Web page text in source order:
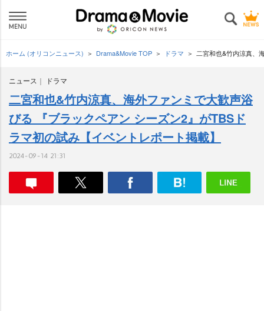
ホーム (オリコンニュース) Drama&Movie TOP ドラマ 二宮和也&竹内涼真、
ニュース ドラマ
二宮和也&竹内涼真、海外ファンミで大歓声浴
びる 『ブラックペアン シーズン2』がTBSド
ラマ初の試み【イベントレポート掲載】
2024-09-14 21:31